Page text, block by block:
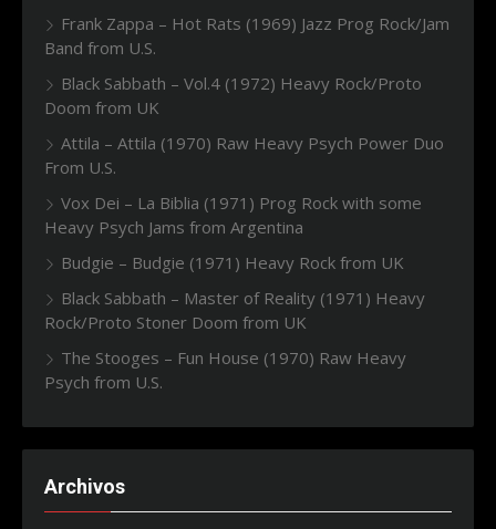
Frank Zappa – Hot Rats (1969) Jazz Prog Rock/Jam
Band from U.S.
Black Sabbath – Vol.4 (1972) Heavy Rock/Proto
Doom from UK
Attila – Attila (1970) Raw Heavy Psych Power Duo
From U.S.
Vox Dei – La Biblia (1971) Prog Rock with some
Heavy Psych Jams from Argentina
Budgie – Budgie (1971) Heavy Rock from UK
Black Sabbath – Master of Reality (1971) Heavy
Rock/Proto Stoner Doom from UK
The Stooges – Fun House (1970) Raw Heavy
Psych from U.S.
Archivos